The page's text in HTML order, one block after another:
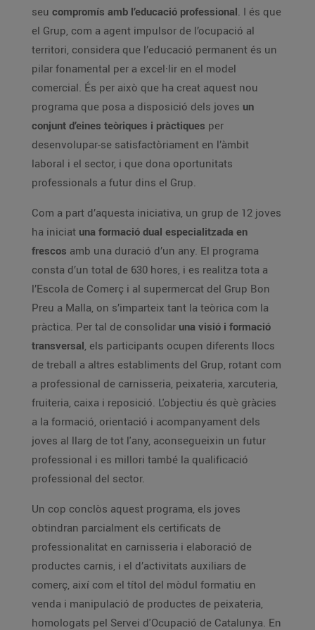
seu compromís amb l’educació professional. I és que
el Grup, com a agent impulsor de l’ocupació al
territori, considera que l’educació permanent és un
pilar fonamental per a excel·lir en el model
comercial. És per això que ha creat aquest nou
programa que posa a disposició dels joves un
conjunt d’eines teòriques i pràctiques per
desenvolupar-se satisfactòriament en l’àmbit
laboral i el sector, i que dona oportunitats
professionals a futur dins el Grup.
Com a part d’aquesta iniciativa, un grup de 12 joves
ha iniciat una formació dual especialitzada en
frescos amb una duració d’un any. El programa
consta d’un total de 630 hores, i es realitza tota a
l’Escola de Comerç i al supermercat del Grup Bon
Preu a Malla, on s’imparteix tant la teòrica com la
pràctica. Per tal de consolidar una visió i formació
transversal, els participants ocupen diferents llocs
de treball a altres establiments del Grup, rotant com
a professional de carnisseria, peixateria, xarcuteria,
fruiteria, caixa i reposició. L'objectiu és què gràcies
a la formació, orientació i acompanyament dels
joves al llarg de tot l'any, aconsegueixin un futur
professional i es millori també la qualificació
professional del sector.
Un cop conclòs aquest programa, els joves
obtindran parcialment els certificats de
professionalitat en carnisseria i elaboració de
productes carnis, i el d’activitats auxiliars de
comerç, així com el títol del mòdul formatiu en
venda i manipulació de productes de peixateria,
homologats pel Servei d'Ocupació de Catalunya. En